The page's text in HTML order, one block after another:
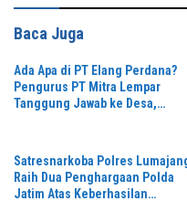
Baca Juga
Ada Apa di PT Elang Perdana?
Pengurus PT Mitra Lempar
Tanggung Jawab ke Desa,
Satresnarkoba Polres
Raih Dua Penghargaan Polda
Jatim Atas Keberhasilan